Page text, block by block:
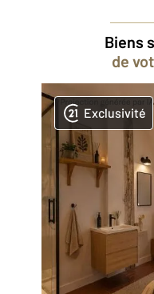
Biens
de
Exclusivité